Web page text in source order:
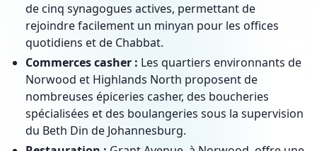
de cinq synagogues actives, permettant de
rejoindre facilement un minyan pour les offices
quotidiens et de Chabbat.
Commerces casher : Les quartiers environnants de
Norwood et Highlands North proposent de
nombreuses épiceries casher, des boucheries
spécialisées et des boulangeries sous la supervision
du Beth Din de Johannesburg.